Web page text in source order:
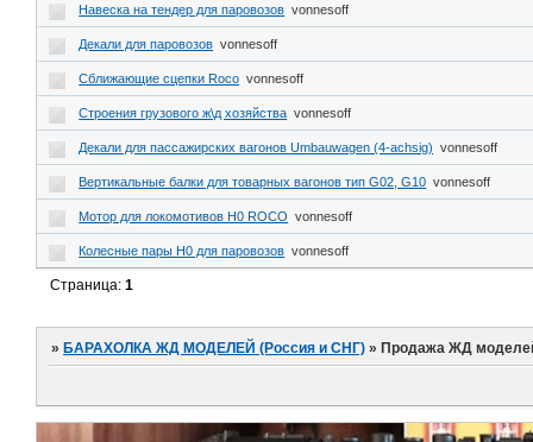
Навеска на тендер для паровозов vonnesoff
Декали для паровозов vonnesoff
Сближающие сцепки Roco vonnesoff
Строения грузового ж\д хозяйства vonnesoff
Декали для пассажирских вагонов Umbauwagen (4-achsig) vonnesoff
Вертикальные балки для товарных вагонов тип G02, G10 vonnesoff
Мотор для локомотивов H0 ROCO vonnesoff
Колесные пары Н0 для паровозов vonnesoff
Страница:1
»БАРАХОЛКА ЖД МОДЕЛЕЙ (Россия и СНГ) »Продажа ЖД